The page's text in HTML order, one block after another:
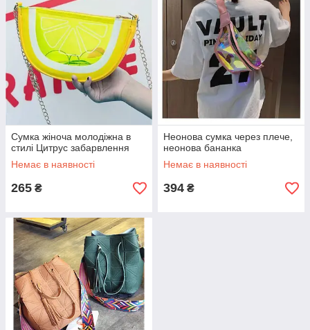
Сумка жіноча молодіжна в
стилі Цитрус забарвлення
Немає в наявності
265 ₴
Неонова сумка через плече,
неонова бананка
Немає в наявності
394 ₴